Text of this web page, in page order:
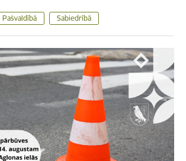
Pašvaldībā Sabiedrībā